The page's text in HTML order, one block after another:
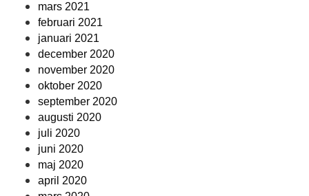
mars 2021
februari 2021
januari 2021
december 2020
november 2020
oktober 2020
september 2020
augusti 2020
juli 2020
juni 2020
maj 2020
april 2020